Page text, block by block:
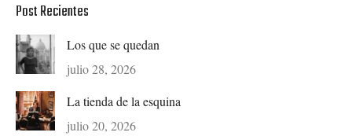
Post Recientes
Los que se quedan
julio 28, 2026
La tienda de la esquina
julio 20, 2026